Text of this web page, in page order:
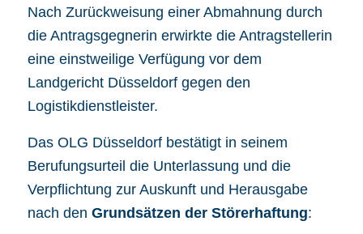
Nach Zurückweisung einer Abmahnung durch
die Antragsgegnerin erwirkte die Antragstellerin
eine einstweilige Verfügung vor dem
Landgericht Düsseldorf gegen den
Logistikdienstleister.
Das OLG Düsseldorf bestätigt in seinem
Berufungsurteil die Unterlassung und die
Verpflichtung zur Auskunft und Herausgabe
nach den Grundsätzen der Störerhaftung: